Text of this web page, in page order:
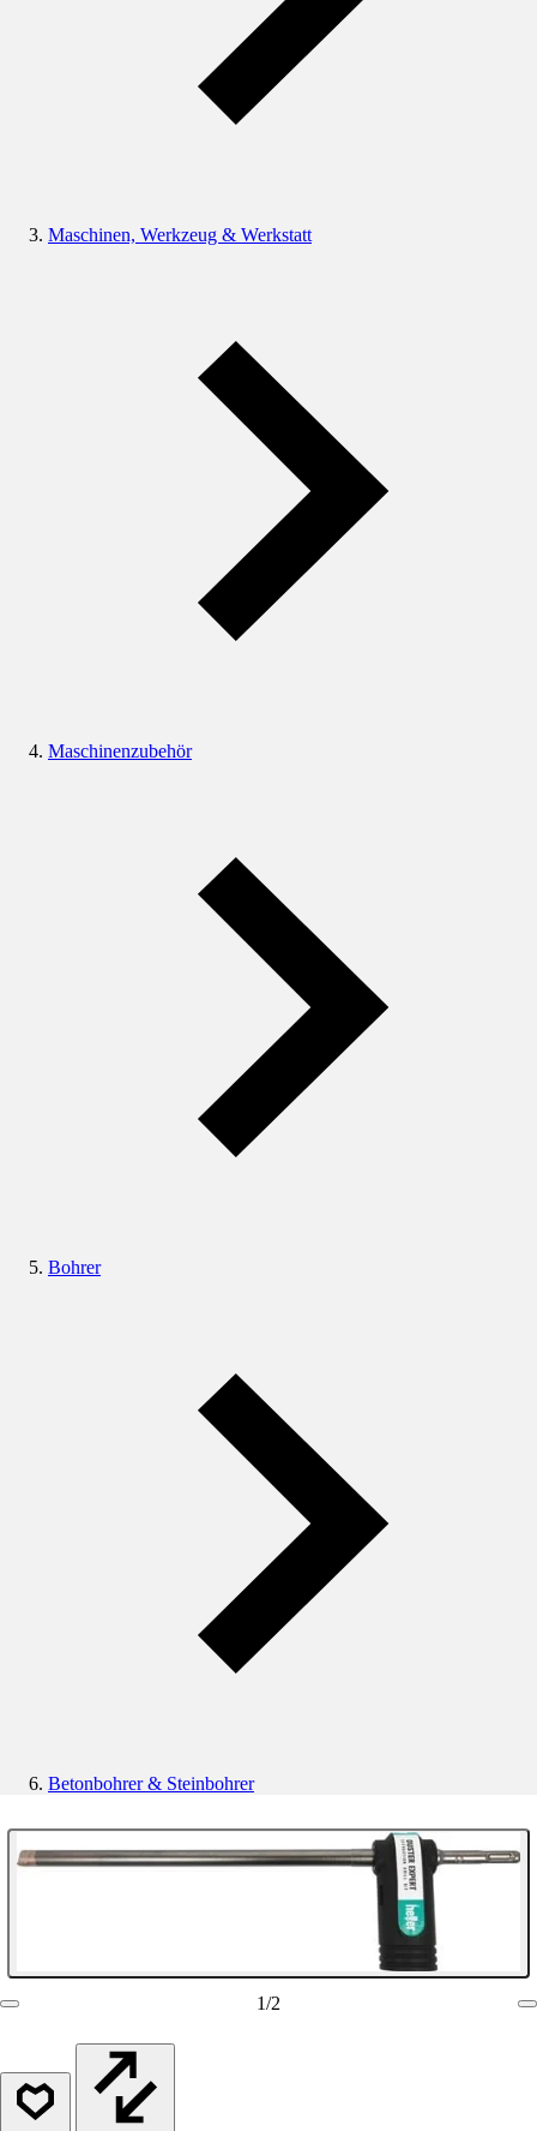
Maschinen, Werkzeug & Werkstatt
Maschinenzubehör
Bohrer
Betonbohrer & Steinbohrer
1/2